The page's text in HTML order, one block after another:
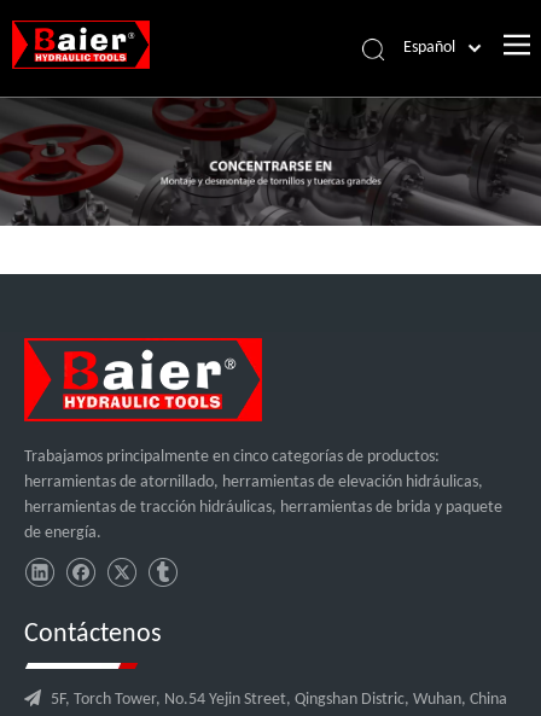
Español
Pусский
Français
العربية
English
Trabajamos principalmente en cinco categorías de productos:
herramientas de atornillado, herramientas de elevación hidráulicas,
herramientas de tracción hidráulicas, herramientas de brida y paquete
de energía.
Contáctenos
 5F, Torch Tower, No.54 Yejin Street, Qingshan Distric, Wuhan, China